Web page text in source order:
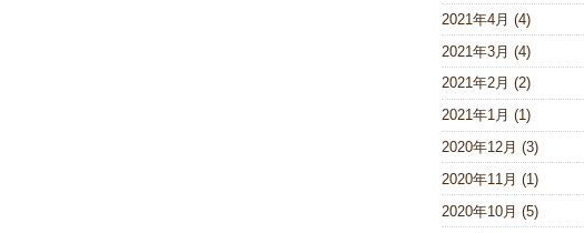
2021年4月 (4)
2021年3月 (4)
2021年2月 (2)
2021年1月 (1)
2020年12月 (3)
2020年11月 (1)
2020年10月 (5)